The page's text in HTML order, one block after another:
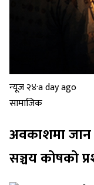
न्यूज २४·a day ago
सामाजिक
अवकाशमा जान
सञ्चय कोषको